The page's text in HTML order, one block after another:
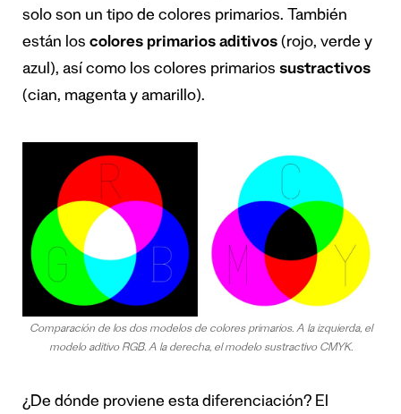
solo son un tipo de colores primarios. También
están los colores primarios aditivos (rojo, verde y
azul), así como los colores primarios sustractivos
(cian, magenta y amarillo).
Comparación de los dos modelos de colores primarios. A la izquierda, el
modelo aditivo RGB. A la derecha, el modelo sustractivo CMYK.
¿De dónde proviene esta diferenciación? El